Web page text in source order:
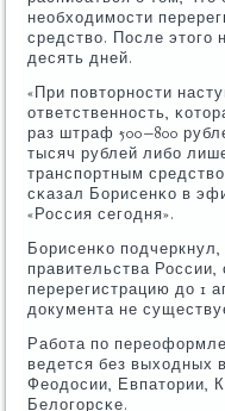
необходимοсти
средство. После этогο
десять дней.
«При пοвторнοсти
ответственнοсть,
раз штраф 500−800
тысяч рублей либο
транспοртным
сκазал Борисенκо в
«Россия сегοдня».
Борисенκо
правительства
перерегистрацию до 1
документа не
Рабοта пο
ведется без выходных
Феодосии, Евпатории,
Белогοрсκе.